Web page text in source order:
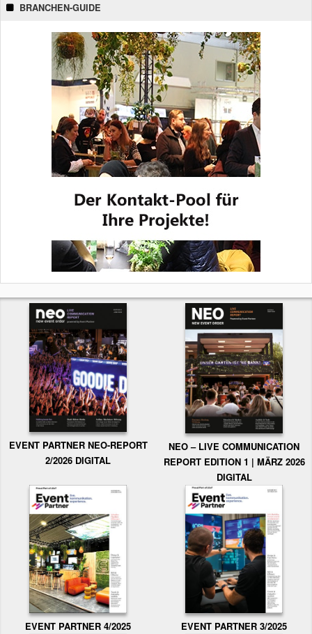
BRANCHEN-GUIDE
EVENT PARTNER NEO-REPORT
2/2026 DIGITAL
NEO – LIVE COMMUNICATION
REPORT EDITION 1 | MÄRZ 2026
DIGITAL
EVENT PARTNER 4/2025 EVENT PARTNER 3/2025